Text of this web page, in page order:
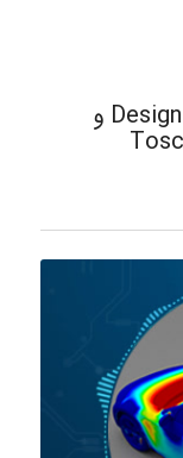
40- آپیشرفت‌ها در Design Exploration و